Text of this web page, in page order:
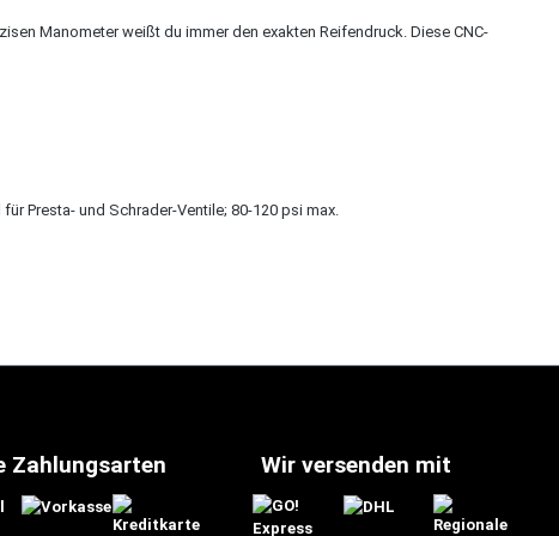
Manometer weißt du immer den exakten Reifendruck. Diese CNC-
Presta- und Schrader-Ventile; 80-120 psi max.
Zahlungsarten Wir versenden mit